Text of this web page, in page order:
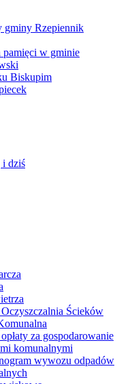
gminy Rzepiennik
pamięci w gminie
Biskupim
i dziś
Ścieków
za gospodarowanie
komunalnymi
wywozu odpadów